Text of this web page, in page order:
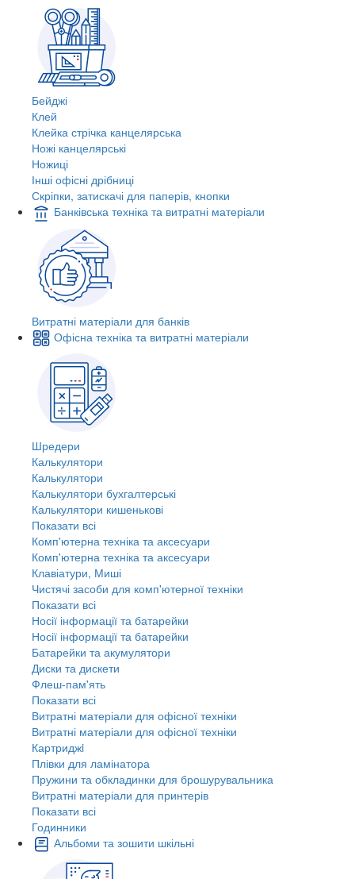
Бейджі
Клей
Клейка стрічка канцелярська
Ножі канцелярські
Ножиці
Інші офісні дрібниці
Скріпки, затискачі для паперів, кнопки
Банківська техніка та витратні матеріали
Витратні матеріали для банків
Офісна техніка та витратні матеріали
Шредери
Калькулятори
Калькулятори
Калькулятори бухгалтерські
Калькулятори кишенькові
Показати всі
Комп'ютерна техніка та аксесуари
Комп'ютерна техніка та аксесуари
Клавіатури, Миші
Чистячі засоби для комп'ютерної техніки
Показати всі
Носії інформації та батарейки
Носії інформації та батарейки
Батарейки та акумулятори
Диски та дискети
Флеш-пам'ять
Показати всі
Витратні матеріали для офісної техніки
Витратні матеріали для офісної техніки
Картриджi
Плівки для ламінатора
Пружини та обкладинки для брошурувальника
Витратні матеріали для принтерів
Показати всі
Годинники
Альбоми та зошити шкільні